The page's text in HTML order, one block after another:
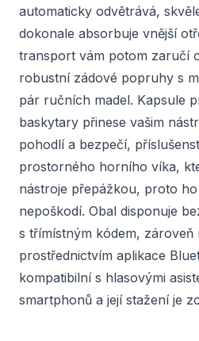
automaticky odvětrává,
dokonale absorbuje vnější
transport vám potom zaručí
robustní zádové popruhy s
pár ručních madel. Kapsule
baskytary přinese vašim
pohodlí a bezpečí,
prostorného horního víka,
nástroje přepážkou, proto
nepoškodí. Obal disponuje
s třímístným kódem, zároveň
prostřednictvím aplikace
kompatibilní s hlasovými
smartphonů a její stažení je